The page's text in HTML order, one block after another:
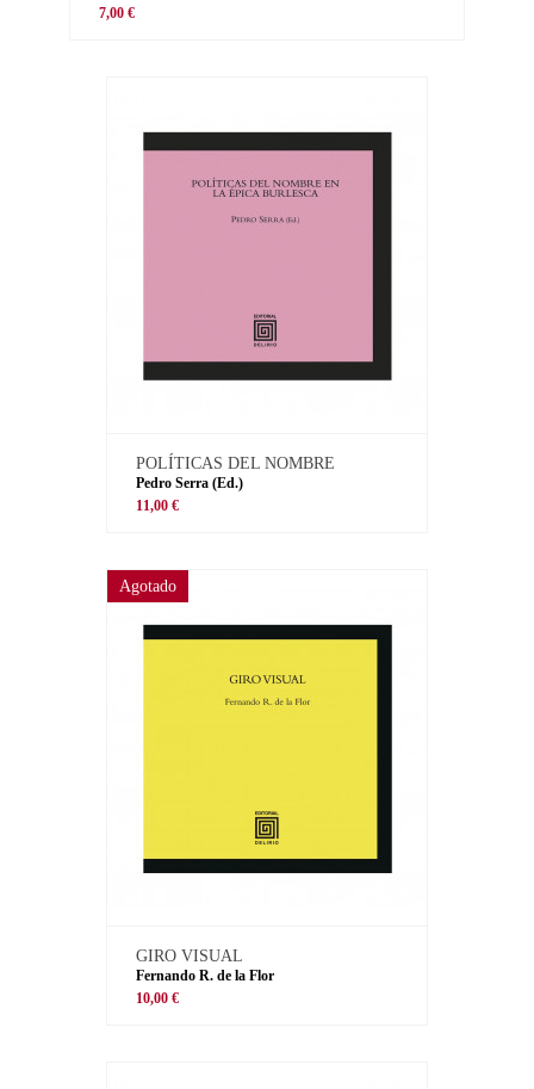
7,00 €
POLÍTICAS DEL NOMBRE
Pedro Serra (Ed.)
11,00 €
Agotado
GIRO VISUAL
Fernando R. de la Flor
10,00 €